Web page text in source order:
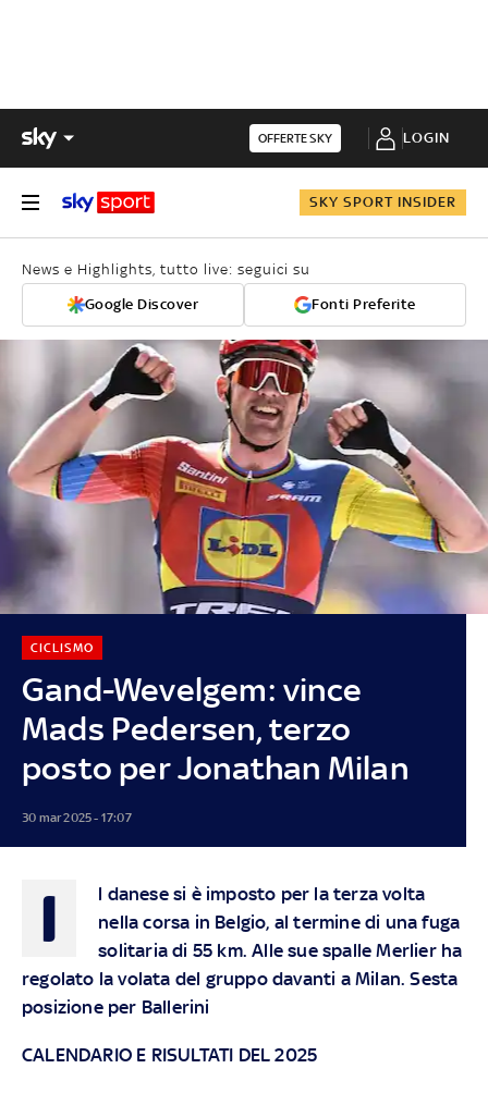
OFFERTE SKY LOGIN
SKY SPORT INSIDER
News e Highlights, tutto live: seguici su
Google Discover Fonti Preferite
Gand-Wevelgem: vince
Mads Pedersen, terzo
posto per Jonathan Milan
CICLISMO
30 mar 2025 - 17:07
I
l danese si è imposto per la terza volta
nella corsa in Belgio, al termine di una fuga
solitaria di 55 km. Alle sue spalle Merlier ha
regolato la volata del gruppo davanti a Milan. Sesta
posizione per Ballerini
CALENDARIO E RISULTATI DEL 2025